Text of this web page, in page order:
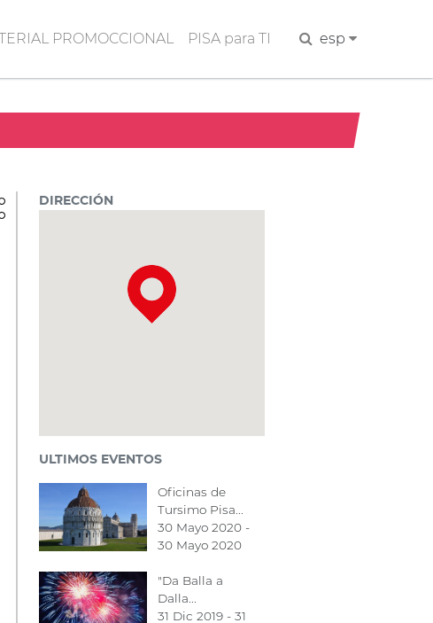
PROMOCCIONAL PISA para TI Buscaresp
DIRECCIÓN
ULTIMOS EVENTOS
Oficinas de
Tursimo Pisa...
30 Mayo 2020 -
30 Mayo 2020
"Da Balla a
Dalla...
31 Dic 2019 - 31